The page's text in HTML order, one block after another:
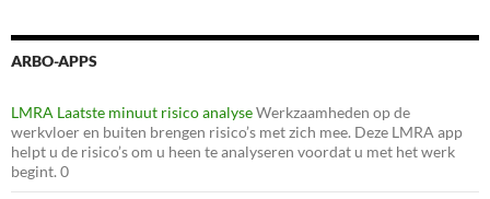
ARBO-APPS
LMRA Laatste minuut risico analyseWerkzaamheden op de
werkvloer en buiten brengen risico’s met zich mee. Deze LMRA app
helpt u de risico’s om u heen te analyseren voordat u met het werk
begint. 0